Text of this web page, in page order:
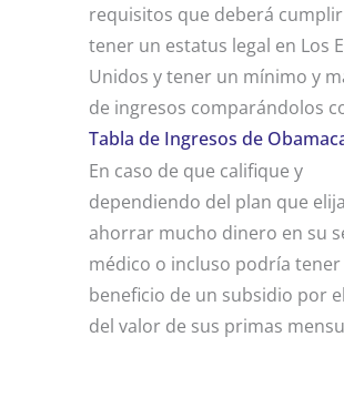
requisitos que deberá
tener un estatus legal en Los
Unidos y tener un mínimo y
de ingresos comparándolos
Tabla de Ingresos de
En caso de que califique y
dependiendo del plan que
ahorrar mucho dinero en su
médico o incluso podría tener
beneficio de un subsidio por
del valor de sus primas